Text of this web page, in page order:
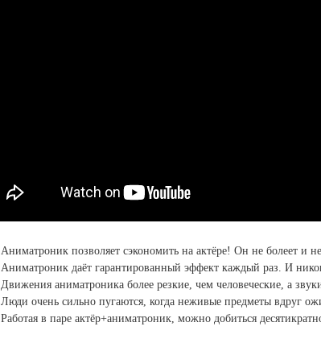
Аниматроник позволяет сэкономить на актёре! Он не болеет и не
Аниматроник даёт гарантированный эффект каждый раз. И
Движения аниматроника более резкие, чем человеческие, а
Люди очень сильно пугаются, когда неживые предметы вдруг
Работая в паре актёр+аниматроник, можно добиться